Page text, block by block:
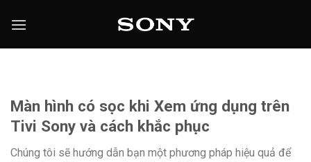
đến
Màn hình có sọc khi Xem ứng dụng trên
Tivi Sony và cách khắc phục
Chúng tôi sẽ hướng dẫn bạn một phương pháp hiệu quả để